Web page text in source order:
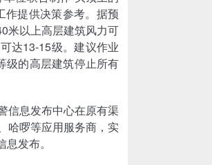
作提供决策参考。据预
米以上高层建筑风力可
达13-15级。建议作业
级的高层建筑停止所有
信息发布中心在原有渠
哈啰等应用服务商，实
发布。